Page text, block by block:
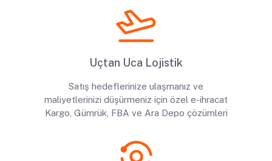
Uçtan Uca Lojistik
Satış hedeflerinize ulaşmanız ve
maliyetlerinizi düşürmeniz için özel e-ihracat
Kargo, Gümrük, FBA ve Ara Depo çözümleri